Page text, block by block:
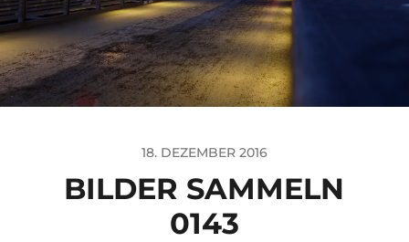
18. DEZEMBER 2016
BILDER SAMMELN
0143